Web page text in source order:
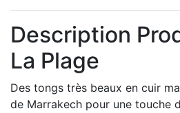
Description
La Plage
Des tongs très beaux en cuir
de Marrakech pour une touche